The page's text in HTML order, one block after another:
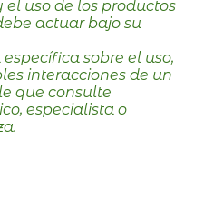
el uso de los productos
actuar bajo su
sobre el uso,
interacciones de un
que consulte
especialista o